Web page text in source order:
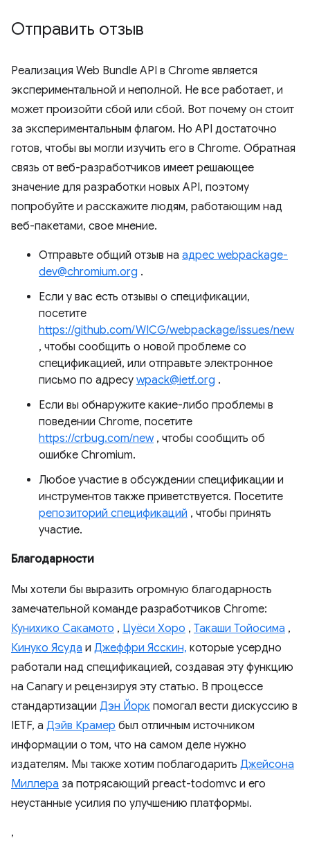
Отправить отзыв
Реализация Web Bundle API в Chrome является
экспериментальной и неполной. Не все работает, и
может произойти сбой или сбой. Вот почему он стоит
за экспериментальным флагом. Но API достаточно
готов, чтобы вы могли изучить его в Chrome. Обратная
связь от веб-разработчиков имеет решающее
значение для разработки новых API, поэтому
попробуйте и расскажите людям, работающим над
веб-пакетами, свое мнение.
Отправьте общий отзыв на адрес webpackage-
dev@chromium.org .
Если у вас есть отзывы о спецификации,
посетите
https://github.com/WICG/webpackage/issues/new
, чтобы сообщить о новой проблеме со
спецификацией, или отправьте электронное
письмо по адресу wpack@ietf.org .
Если вы обнаружите какие-либо проблемы в
поведении Chrome, посетите
https://crbug.com/new, чтобы сообщить об
ошибке Chromium.
Любое участие в обсуждении спецификации и
инструментов также приветствуется. Посетите
репозиторий спецификаций , чтобы принять
участие.
Благодарности
Мы хотели бы выразить огромную благодарность
замечательной команде разработчиков Chrome:
Кунихико Сакамото , Цуёси Хоро , Такаши Тойосима ,
Кинуко Ясуда и Джеффри Ясскин, которые усердно
работали над спецификацией, создавая эту функцию
на Canary и рецензируя эту статью. В процессе
стандартизации Дэн Йорк помогал вести дискуссию в
IETF, а Дэйв Крамер был отличным источником
информации о том, что на самом деле нужно
издателям. Мы также хотим поблагодарить Джейсона
Миллера за потрясающий preact-todomvc и его
неустанные усилия по улучшению платформы.
,